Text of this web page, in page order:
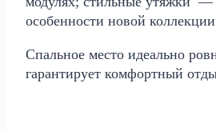
особенности новой
Спальное место идеально
гарантирует комфортный